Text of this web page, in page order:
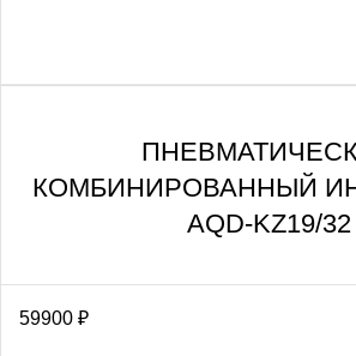
КОМБИНИРОВАННЫЙ
AQD-KZ19/32
59900 ₽